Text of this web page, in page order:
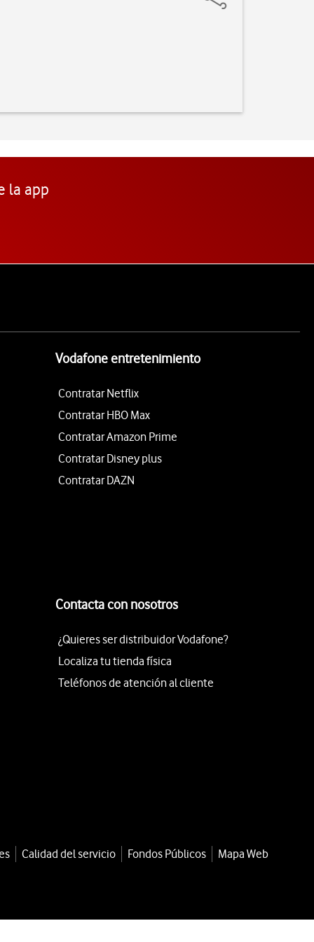
la app
Vodafone entretenimiento
Contratar Netflix
Contratar HBO Max
Contratar Amazon Prime
Contratar Disney plus
Contratar DAZN
Contacta con nosotros
¿Quieres ser distribuidor Vodafone?
Localiza tu tienda física
Teléfonos de atención al cliente
Calidad del servicio Fondos Públicos
Mapa Web